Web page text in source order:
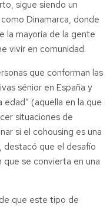
sigue siendo un
Dinamarca, donde
la mayoría de la gente
vivir en comunidad.
que conforman las
sénior en España y
(aquella en la que
situaciones de
si el cohousing es una
destacó que el desafío
que se convierta en una
que este tipo de